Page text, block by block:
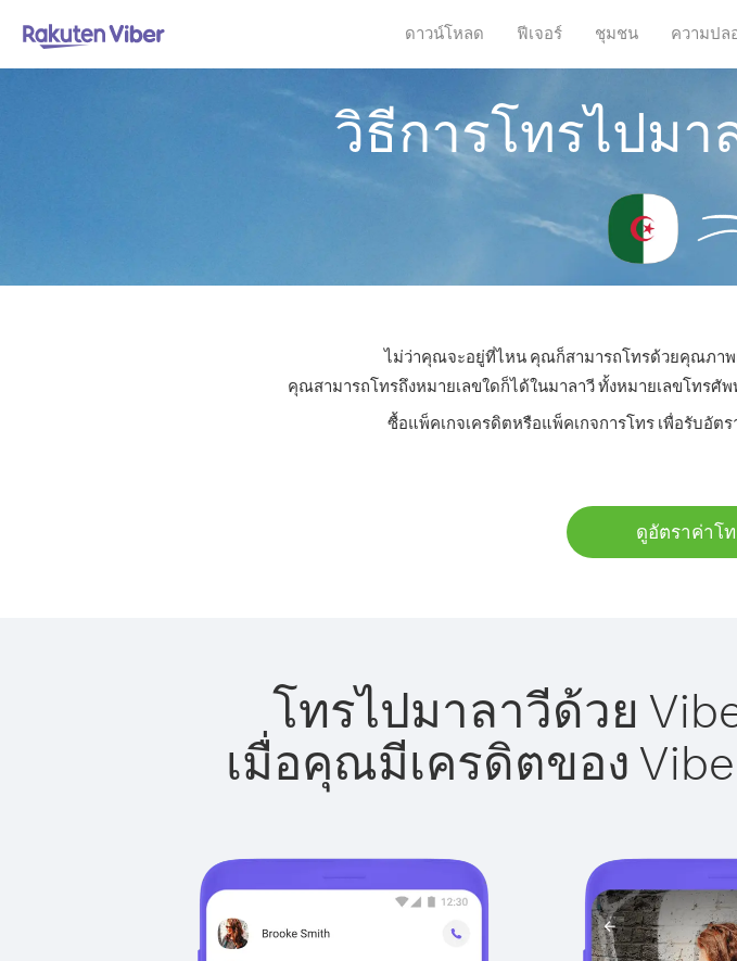
ดาวน์โหลด ฟีเจอร์ ชุมชน ความปล
วิธีการโทรไปมา
ไม่ว่าคุณจะอยู่ที่ไหน คุณก็สามารถโทรด้วยคุณภาพ
คุณสามารถโทรถึงหมายเลขใดก็ได้ในมาลาวี ทั้งหมายเลขโทรศั
ซื้อแพ็คเกจเครดิตหรือแพ็คเกจการโทร เพื่อรับอั
ดูอัตราค่าโ
โทรไปมาลาวีด้วย
เมื่อคุณมีเครดิตของ